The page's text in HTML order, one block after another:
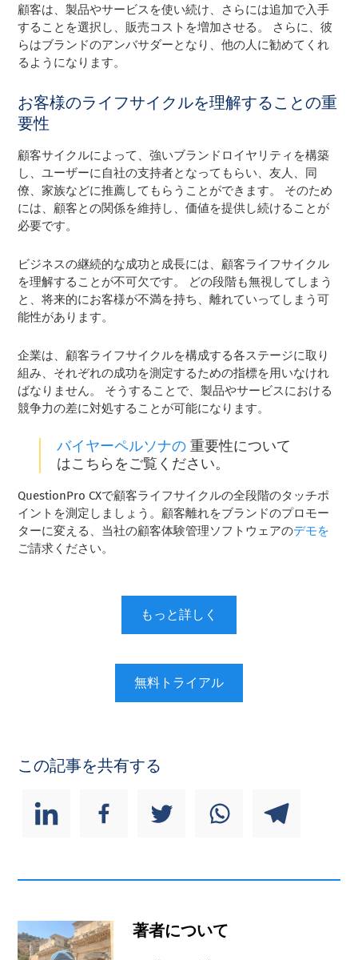
顧客は、製品やサービスを使い続け、さらには追加で入手
することを選択し、販売コストを増加させる。 さらに、彼
らはブランドのアンバサダーとなり、他の人に勧めてくれ
るようになります。
お客様のライフサイクルを理解することの重
要性
顧客サイクルによって、強いブランドロイヤリティを構築
し、ユーザーに自社の支持者となってもらい、友人、同
僚、家族などに推薦してもらうことができます。 そのため
には、顧客との関係を維持し、価値を提供し続けることが
必要です。
ビジネスの継続的な成功と成長には、顧客ライフサイクル
を理解することが不可欠です。 どの段階も無視してしまう
と、将来的にお客様が不満を持ち、離れていってしまう可
能性があります。
企業は、顧客ライフサイクルを構成する各ステージに取り
組み、それぞれの成功を測定するための指標を用いなけれ
ばなりません。 そうすることで、製品やサービスにおける
競争力の差に対処することが可能になります。
バイヤーペルソナの 重要性について
はこちらをご覧ください。
QuestionPro CXで顧客ライフサイクルの全段階のタッチポ
イントを測定しましょう。顧客離れをブランドのプロモー
ターに変える、当社の顧客体験管理ソフトウェアのデモを
ご請求ください。
もっと詳しく
無料トライアル
この記事を共有する
著者について